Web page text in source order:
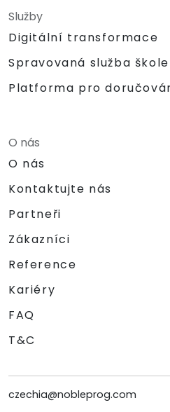
Služby
Digitální transformace
Spravovaná služba
Platforma pro
O nás
O nás
Kontaktujte nás
Partneři
Zákazníci
Reference
Kariéry
FAQ
T&C
czechia@nobleprog.com